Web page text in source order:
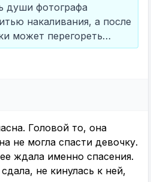
души фотографа
накаливания, а после
может перегореть…
Головой то, она
не могла спасти девочку.
ждала именно спасения.
не кинулась к ней,